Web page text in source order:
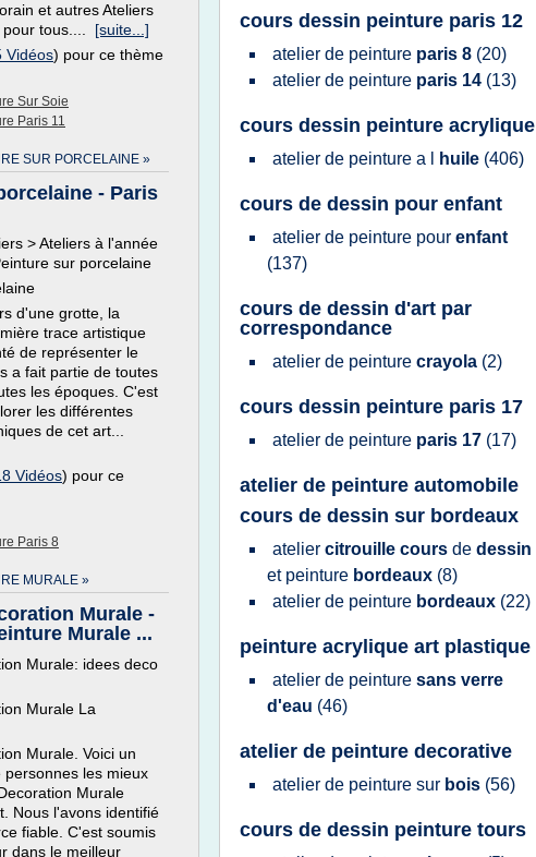
et autres Ateliers
tous.... [suite...]
Vidéos) pour ce thème
Sur Soie
Paris 11
SUR PORCELAINE »
- Paris
> Ateliers à l'année
sur porcelaine
d'une grotte, la
trace artistique
de représenter le
a fait partie de toutes
les époques. C'est
les différentes
de cet art...
Vidéos) pour ce
Paris 8
MURALE »
Murale -
Murale ...
Murale: idees deco
Murale La
Murale. Voici un
les mieux
Murale
Nous l'avons identifié
fiable. C'est soumis
dans le meilleur
cours dessin peinture paris 12
atelier de peinture paris 8 (20)
atelier de peinture paris 14 (13)
cours dessin peinture acrylique
atelier de peinture a l huile (406)
cours de dessin pour enfant
atelier de peinture pour enfant
(137)
cours de dessin d'art par
correspondance
atelier de peinture crayola (2)
cours dessin peinture paris 17
atelier de peinture paris 17 (17)
atelier de peinture automobile
cours de dessin sur bordeaux
atelier citrouille cours de dessin
et peinture bordeaux (8)
atelier de peinture bordeaux (22)
peinture acrylique art plastique
atelier de peinture sans verre
d'eau (46)
atelier de peinture decorative
atelier de peinture sur bois (56)
cours de dessin peinture tours